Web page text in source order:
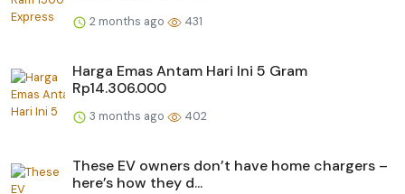
2 months ago 431
Harga Emas Antam Hari Ini 5 Gram
Rp14.306.000
3 months ago 402
These EV owners don’t have home chargers –
here’s how they d...